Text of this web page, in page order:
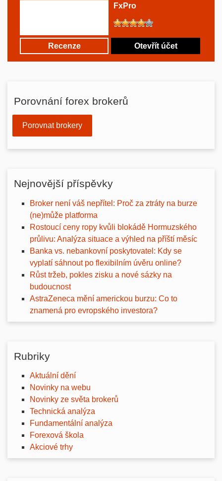
FxPro
Recenze Otevřít účet
Porovnání forex brokerů
Porovnat brokery
Nejnovější příspěvky
Broker není váš nepřítel: Proč za ztráty na burze
(ne)může platforma
Rostoucí ceny ropy kvůli blokádě Hormuzského
průlivu: Analýza situace a výhled na příští měsíc
Banka vs. nebankovní poskytovatel: Kdy se
vyplatí sáhnout po flexibilním úvěru online?
Růst tržeb, pokles zisku a nové sázky na
budoucnost
AstraZeneca mění americkou burzu: Co to
znamená pro evropského investora?
Rubriky
Aktuální dění
Novinky na webu
Novinky ze světa brokerů
Technická analýza
Fundamentální analýza
Forexová škola
Akciové trhy